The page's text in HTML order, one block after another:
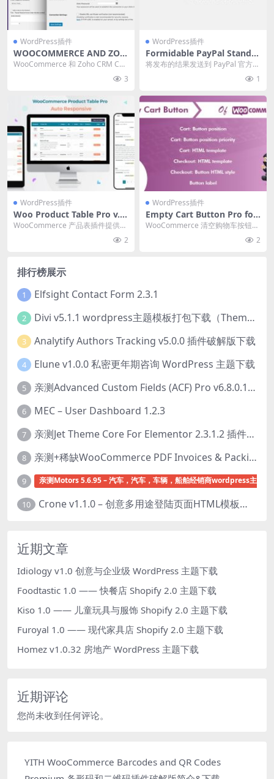
WordPress插件
WOOCOMMERCE AND ZOH
O CRM CONNECTOR PRO v
和 Zoho CRM 之间传输数据
WooCommerce 和 Zoho CRM Con
3
WordPress插件
Formidable PayPal Standar
d 3.09 插件下载
将发布的结果发送到 PayPal 官方链
1
WordPress插件
Woo Product Table Pro v.9.
0.0[Codecanyon] – WooCo
WooCommerce 产品表插件提供通
2
WordPress插件
Empty Cart Button Pro for
WooCommerce v1.3.7 Woo
WooCommerce 清空购物车按钮专
2
排行榜展示
1 Elfsight Contact Form 2.3.1
2 Divi v5.1.1 wordpress主题模板打包下载（Theme + Builder+ Extra Theme + Templates + Layouts + PSD）
3 Analytify Authors Tracking v5.0.0 插件破解版下载
4 Elune v1.0.0 私密更年期咨询 WordPress 主题下载
5 亲测Advanced Custom Fields (ACF) Pro v6.8.0.1 + Advanced Custom Fields: Extended PRO v0.9.2.3 | 网站开发自定义字段插件下载
6 MEC – User Dashboard 1.2.3
7 亲测Jet Theme Core For Elementor 2.3.1.2 插件下载
8 亲测+稀缺WooCommerce PDF Invoices & Packing Slips Professional v2.20.0 + Templates v2.25.1 [by WpOverNight] WooCommerce PDF 发票和装箱单插件下载
9 亲测Motors 5.6.95 – 汽车，汽车，车辆，船舶经销商wordpress主题下
10 Crone v1.1.0 – 创意多用途登陆页面HTML模板下载
近期文章
Idiology v1.0 创意与企业级 WordPress 主题下载
Foodtastic 1.0 —— 快餐店 Shopify 2.0 主题下载
Kiso 1.0 —— 儿童玩具与服饰 Shopify 2.0 主题下载
Furoyal 1.0 —— 现代家具店 Shopify 2.0 主题下载
Homez v1.0.32 房地产 WordPress 主题下载
近期评论
您尚未收到任何评论。
YITH WooCommerce Barcodes and QR Codes